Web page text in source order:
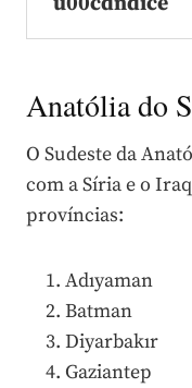
Anatólia do
O Sudeste da
com a Síria e o
províncias:
Adıyaman
Batman
Diyarbakır
Gaziantep